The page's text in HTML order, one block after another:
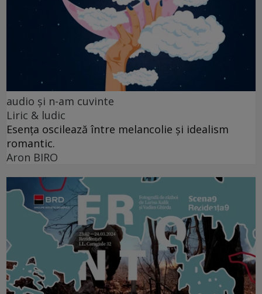
audio şi n-am cuvinte
Liric & ludic
Esența oscilează între melancolie și idealism
romantic.
Aron BIRO